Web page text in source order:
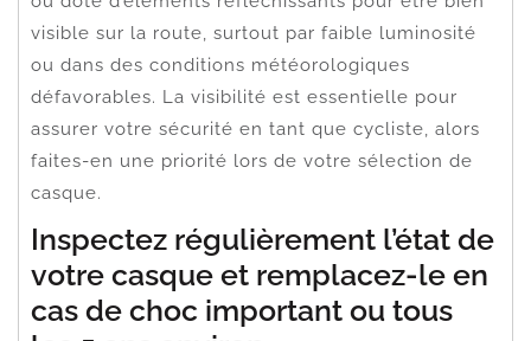
visible sur la route, surtout par faible luminosité
ou dans des conditions météorologiques
défavorables. La visibilité est essentielle pour
assurer votre sécurité en tant que cycliste, alors
faites-en une priorité lors de votre sélection de
casque.
Inspectez régulièrement l’état de
votre casque et remplacez-le en
cas de choc important ou tous